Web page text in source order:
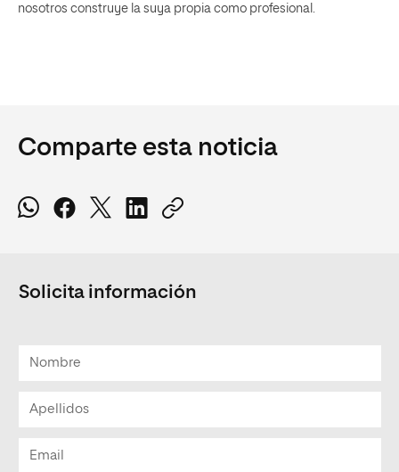
nosotros construye la suya propia como profesional.
Comparte esta noticia
Solicita información